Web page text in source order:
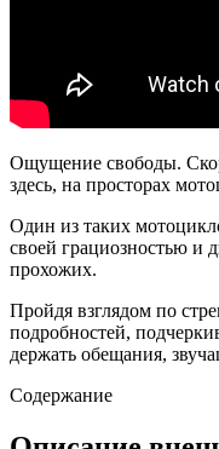
Ощущение свободы.
здесь, на просторах
Один из таких
своей грациозностью и
прохожих.
Пройдя взглядом по
подробностей,
держать обещания,
Содержание